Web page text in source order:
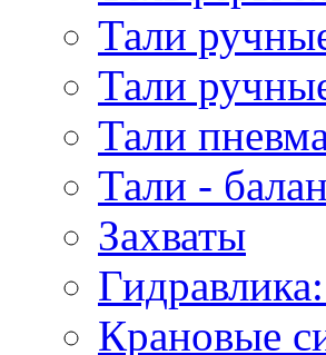
Тали
Тали
Тали
Тали -
Захваты
Крановые